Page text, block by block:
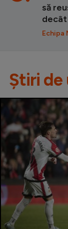
să
decât
Echipa
Știri de